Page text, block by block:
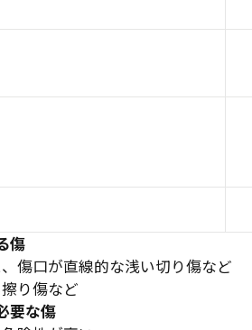
傷
傷口が直線的な浅い切り傷など
り傷など
要な傷